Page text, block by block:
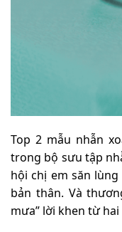
Top 2 mẫu nhẫn
trong bộ sưu tập
hội chị em săn
bản thân. Và
mưa” lời khen từ